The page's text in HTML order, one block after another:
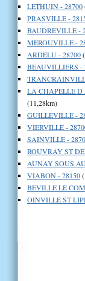
LETHUIN - 28700
PRASVILLE -
BAUDREVILLE -
MEROUVILLE -
ARDELU - 28700
BEAUVILLIERS -
LA CHAPELLE
(11,28km)
GUILLEVILLE -
VIERVILLE -
SAINVILLE -
ROUVRAY ST
AUNAY SOUS
VIABON - 28150
BEVILLE LE
OINVILLE ST